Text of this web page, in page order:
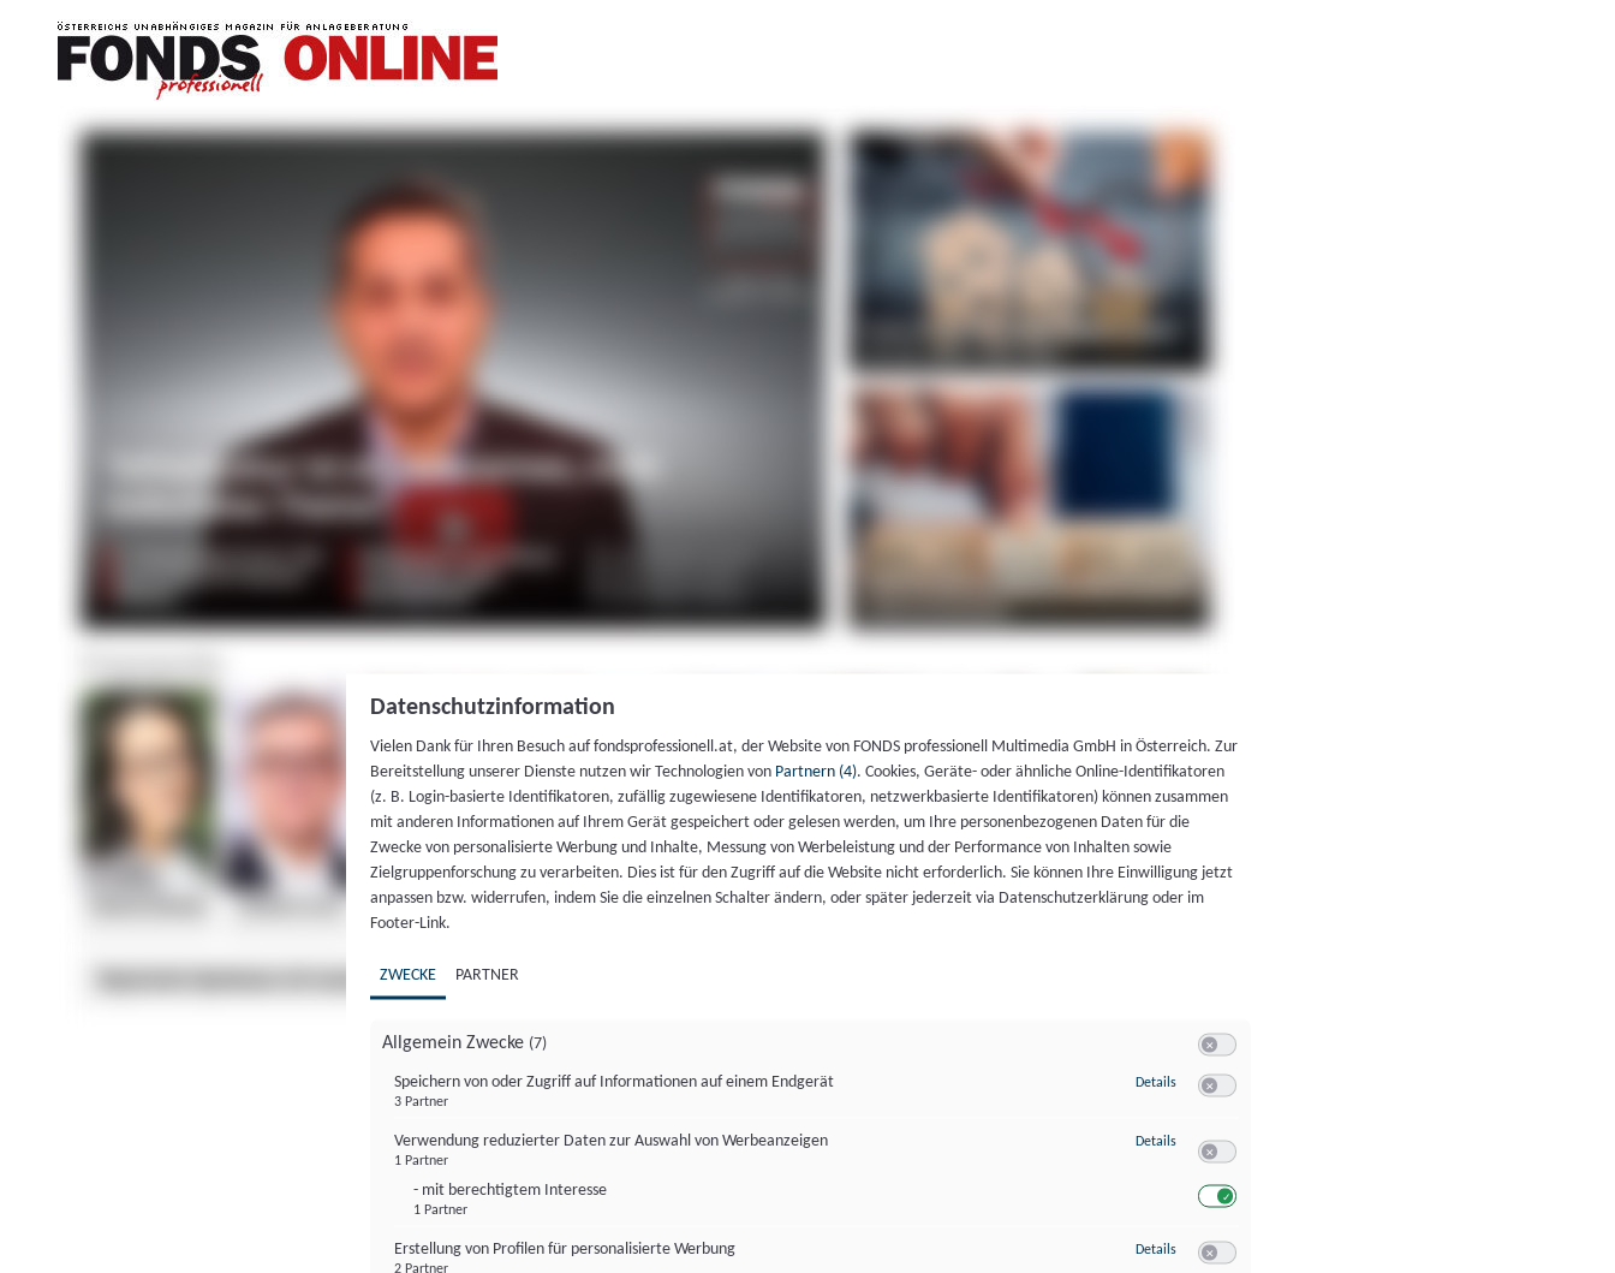
Datenschutzinformation
Vielen Dank für Ihren Besuch auf fondsprofessionell.at, der Website von FONDS professionell Multimedia GmbH in Österreich. Zur
Bereitstellung unserer Dienste nutzen wir Technologien von Partnern (4). Cookies, Geräte- oder ähnliche Online-Identifikatoren
(z. B. Login-basierte Identifikatoren, zufällig zugewiesene Identifikatoren, netzwerkbasierte Identifikatoren) können zusammen
mit anderen Informationen auf Ihrem Gerät gespeichert oder gelesen werden, um Ihre personenbezogenen Daten für die
Zwecke von personalisierte Werbung und Inhalte, Messung von Werbeleistung und der Performance von Inhalten sowie
Zielgruppenforschung zu verarbeiten. Dies ist für den Zugriff auf die Website nicht erforderlich. Sie können Ihre Einwilligung jetzt
anpassen bzw. widerrufen, indem Sie die einzelnen Schalter ändern, oder später jederzeit via Datenschutzerklärung oder im
Footer-Link.
ZWECKE PARTNER
Allgemein Zwecke (7)
Speichern von oder Zugriff auf Informationen auf einem Endgerät
3 Partner
Details zu Speichern von oder Zugriff auf Informationen auf einem Endgerät
Verwendung reduzierter Daten zur Auswahl von Werbeanzeigen
1 Partner
- mit berechtigtem Interesse
1 Partner
Details zu Verwendung reduzierter Daten zur Auswahl von Werbeanzeigen
Erstellung von Profilen für personalisierte Werbung
2 Partner
Details zu Erstellung von Profilen für personalisierte Werbung